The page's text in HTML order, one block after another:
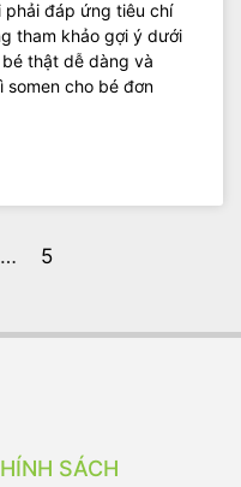
phải đáp ứng tiêu chí
tham khảo gợi ý dưới
thật dễ dàng và
somen cho bé đơn
… 5
SÁCH